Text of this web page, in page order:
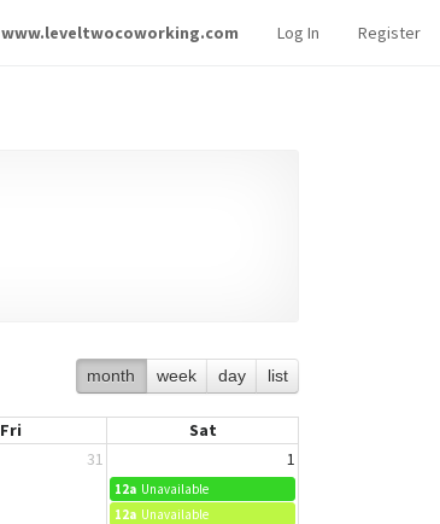
www.leveltwocoworking.com Log In Register
month week day list
Fri
Sat
31 1
12a Unavailable
12a Unavailable